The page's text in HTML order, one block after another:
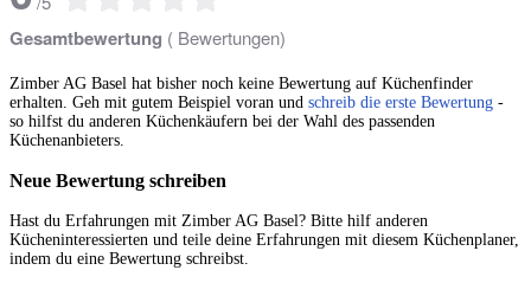
Gesamtbewertung ( Bewertungen)
Zimber AG Basel hat bisher noch keine Bewertung auf Küchenfinder
erhalten. Geh mit gutem Beispiel voran und schreib die erste Bewertung -
so hilfst du anderen Küchenkäufern bei der Wahl des passenden
Küchenanbieters.
Neue Bewertung schreiben
Hast du Erfahrungen mit Zimber AG Basel? Bitte hilf anderen
Kücheninteressierten und teile deine Erfahrungen mit diesem Küchenplaner,
indem du eine Bewertung schreibst.